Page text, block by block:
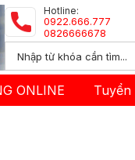
Hotline:
0922.666.777
0826666678
ONLINE Tuyển